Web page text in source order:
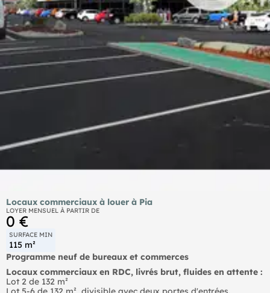
Locaux commerciaux à louer à Pia
LOYER MENSUEL À PARTIR DE
0 €
SURFACE MIN
115 m²
Programme neuf de bureaux et commerces
Locaux commerciaux en RDC, livrés brut, fluides en attente :
Lot 2 de 132 m²